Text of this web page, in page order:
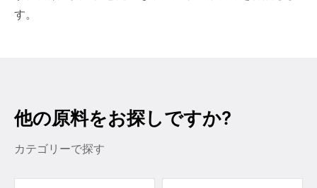
す。
他の原料をお探しですか?
カテゴリーで探す